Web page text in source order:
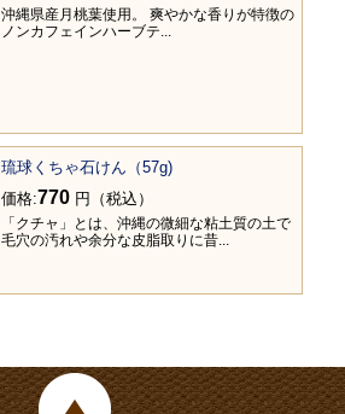
沖縄県産月桃葉使用。 爽やかな香りが特徴の
ノンカフェインハーブテ...
琉球くちゃ石けん（57g)
価格:770 円（税込）
「クチャ」とは、沖縄の微細な粘土質の土で
毛穴の汚れや余分な皮脂取りに昔...